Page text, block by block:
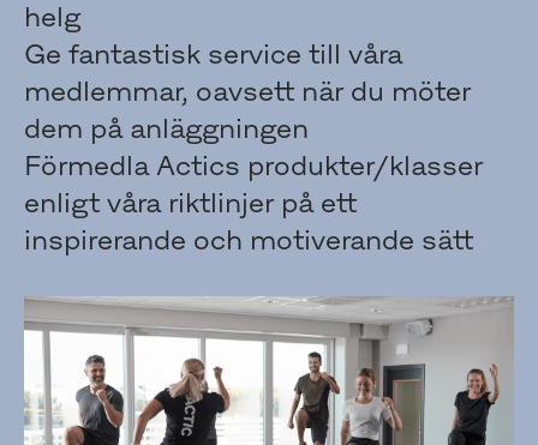
helg
Ge fantastisk service till våra
medlemmar, oavsett när du möter
dem på anläggningen
Förmedla Actics produkter/klasser
enligt våra riktlinjer på ett
inspirerande och motiverande sätt